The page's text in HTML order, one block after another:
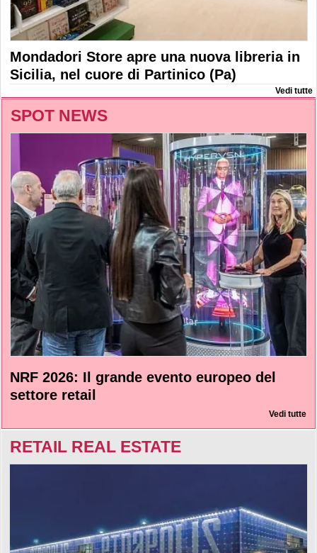
Mondadori Store apre una nuova libreria in
Sicilia, nel cuore di Partinico (Pa)
Vedi tutte
SPOT NEWS
NRF 2026: Il grande evento europeo del
settore retail
Vedi tutte
RETAIL REAL ESTATE